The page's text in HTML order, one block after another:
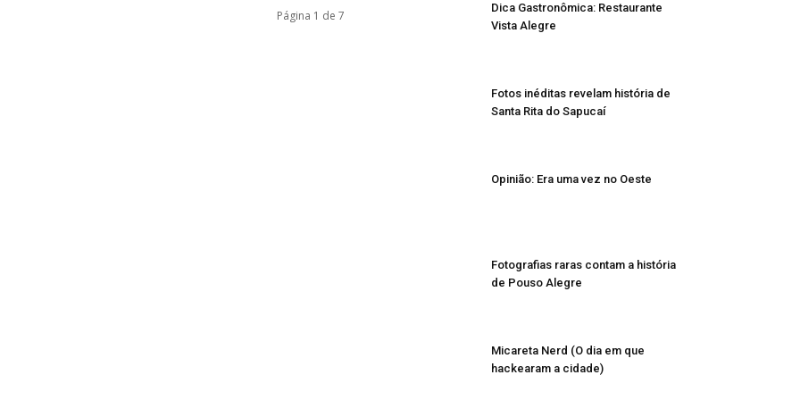
Página 1 de 7
Dica Gastronômica: Restaurante
Vista Alegre
Fotos inéditas revelam história de
Santa Rita do Sapucaí
Opinião: Era uma vez no Oeste
Fotografias raras contam a história
de Pouso Alegre
Micareta Nerd (O dia em que
hackearam a cidade)